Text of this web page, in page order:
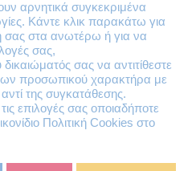
αρνητικά συγκεκριμένα
Κάντε κλικ παρακάτω για
σας στα ανωτέρω ή για να
σας,
σας να αντιτίθεστε
προσωπικού χαρακτήρα με
της συγκατάθεσης.
επιλογές σας οποιαδήποτε
Πολιτική Cookies στο